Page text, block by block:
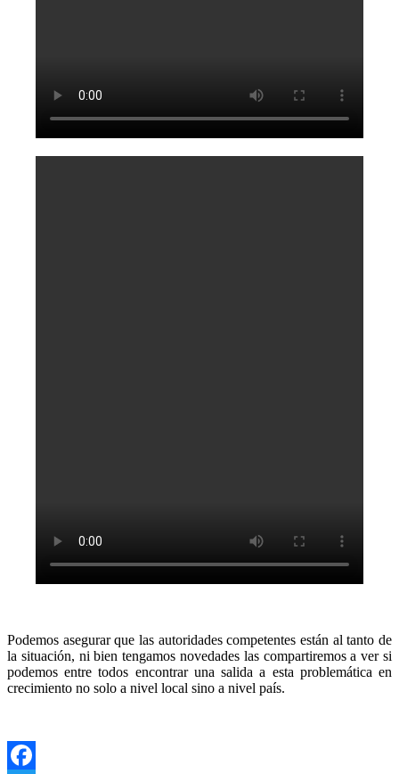
Podemos asegurar que las autoridades competentes están al tanto de
la situación, ni bien tengamos novedades las compartiremos a ver si
podemos entre todos encontrar una salida a esta problemática en
crecimiento no solo a nivel local sino a nivel país.